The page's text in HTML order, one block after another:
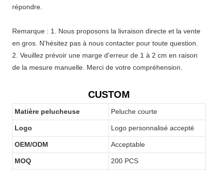
répondre.
Remarque : 1. Nous proposons la livraison directe et la vente
en gros. N'hésitez pas à nous contacter pour toute question.
2. Veuillez prévoir une marge d'erreur de 1 à 2 cm en raison
de la mesure manuelle. Merci de votre compréhension.
CUSTOM
Matière pelucheuse Peluche courte
Logo Logo personnalisé accepté
OEM/ODM Acceptable
MOQ 200 PCS